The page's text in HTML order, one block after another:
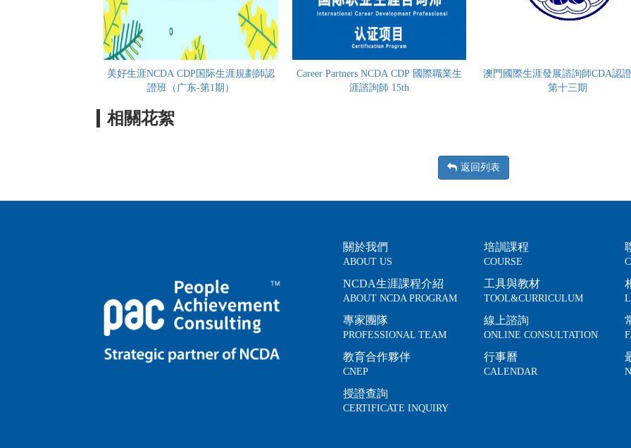
美好生涯NCDA CDP国际生涯規劃師認
證班（广东-第1期）
Career Partners NCDA CDP 國際職業生
涯諮詢師 15th
澳門國際生涯發展諮詢師CDA認
第十三期
相關花絮
返回列表
關於我們
ABOUT US
NCDA生涯課程介紹
ABOUT NCDA PROGRAM
專家團隊
PROFESSIONAL TEAM
教育合作夥伴
CNEP
授證查詢
CERTIFICATE INQUIRY
培訓課程
COURSE
工具與教材
TOOL&CURRICULUM
線上諮詢
ONLINE CONSULTATION
行事曆
CALENDAR